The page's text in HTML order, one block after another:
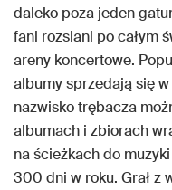
daleko poza jeden
fani rozsiani po całym
areny koncertowe.
albumy sprzedają się
nazwisko trębacza
albumach i zbiorach
na ścieżkach do
300 dni w roku. Grał z